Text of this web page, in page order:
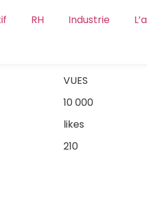
RH Industrie
VUES
10 000
likes
210